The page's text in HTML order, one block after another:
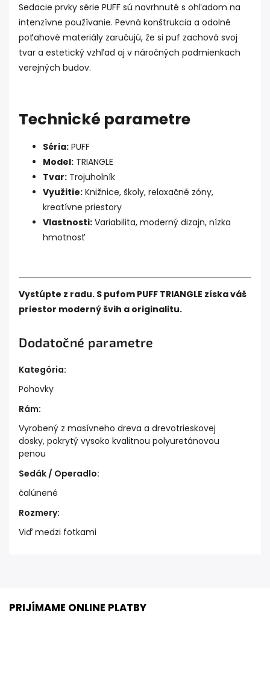
Sedacie prvky série PUFF sú navrhnuté s ohľadom na
intenzívne používanie. Pevná konštrukcia a odolné
poťahové materiály zaručujú, že si puf zachová svoj
tvar a estetický vzhľad aj v náročných podmienkach
verejných budov.
Technické parametre
Séria: PUFF
Model: TRIANGLE
Tvar: Trojuholník
Využitie: Knižnice, školy, relaxačné zóny,
kreatívne priestory
Vlastnosti: Variabilita, moderný dizajn, nízka
hmotnosť
Vystúpte z radu. S pufom PUFF TRIANGLE získa váš
priestor moderný švih a originalitu.
Dodatočné parametre
Kategória:
Pohovky
Rám:
Vyrobený z masívneho dreva a drevotrieskovej
dosky, pokrytý vysoko kvalitnou polyuretánovou
penou
Sedák / Operadlo:
čalúnené
Rozmery:
Viď medzi fotkami
PRIJÍMAME ONLINE PLATBY